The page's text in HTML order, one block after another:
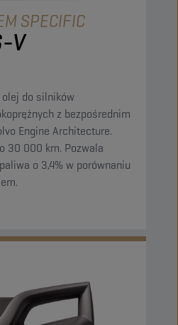
SPECIFIC
V
olej do silników
z bezpośrednim
Engine Architecture.
30 000 km. Pozwala
o 3,4% w porównaniu